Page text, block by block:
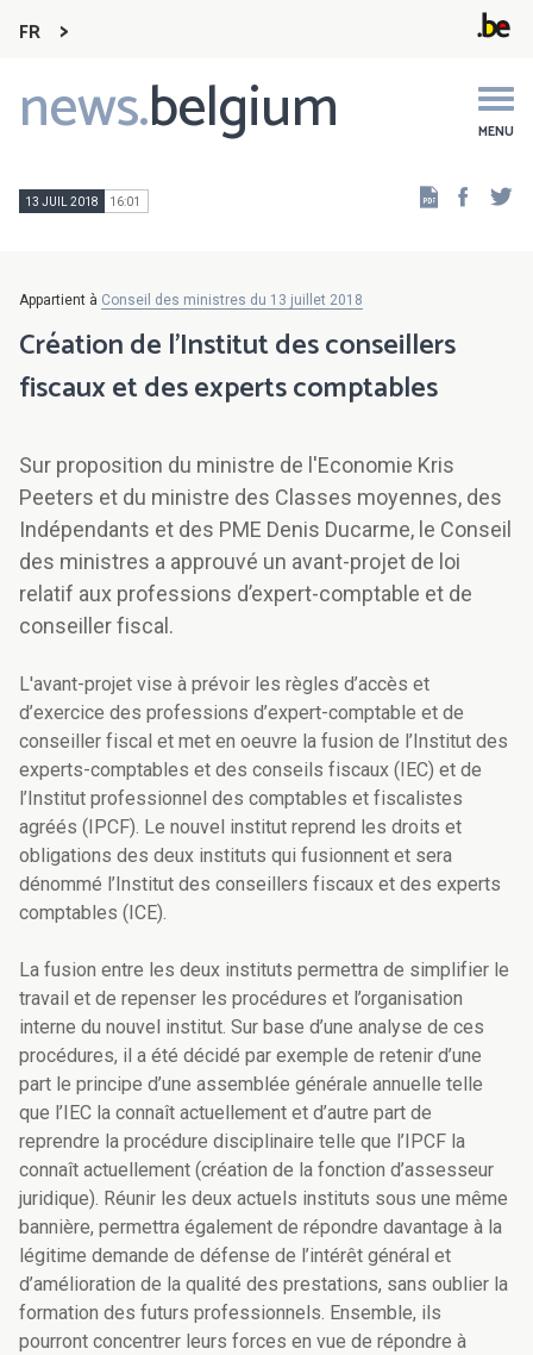
FR
news.belgium MENU
Main
navigation
13 JUIL 2018 16:01
Appartient à Conseil des ministres du 13 juillet 2018
Création de l’Institut des conseillers
fiscaux et des experts comptables
Sur proposition du ministre de l'Economie Kris
Peeters et du ministre des Classes moyennes, des
Indépendants et des PME Denis Ducarme, le Conseil
des ministres a approuvé un avant-projet de loi
relatif aux professions d’expert-comptable et de
conseiller fiscal.
L'avant-projet vise à prévoir les règles d’accès et
d’exercice des professions d’expert-comptable et de
conseiller fiscal et met en oeuvre la fusion de l’Institut des
experts-comptables et des conseils fiscaux (IEC) et de
l’Institut professionnel des comptables et fiscalistes
agréés (IPCF). Le nouvel institut reprend les droits et
obligations des deux instituts qui fusionnent et sera
dénommé l’Institut des conseillers fiscaux et des experts
comptables (ICE).
La fusion entre les deux instituts permettra de simplifier le
travail et de repenser les procédures et l’organisation
interne du nouvel institut. Sur base d’une analyse de ces
procédures, il a été décidé par exemple de retenir d’une
part le principe d’une assemblée générale annuelle telle
que l’IEC la connaît actuellement et d’autre part de
reprendre la procédure disciplinaire telle que l’IPCF la
connaît actuellement (création de la fonction d’assesseur
juridique). Réunir les deux actuels instituts sous une même
bannière, permettra également de répondre davantage à la
légitime demande de défense de l’intérêt général et
d’amélioration de la qualité des prestations, sans oublier la
formation des futurs professionnels. Ensemble, ils
pourront concentrer leurs forces en vue de répondre à